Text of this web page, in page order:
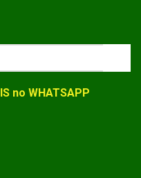
no WHATSAPP